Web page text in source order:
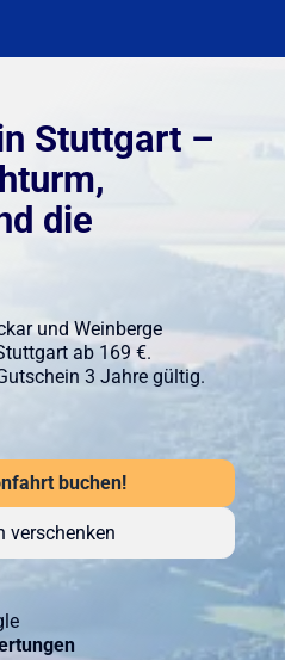
Stuttgart –
die
und Weinberge
ab 169 €.
3 Jahre gültig.
buchen!
verschenken